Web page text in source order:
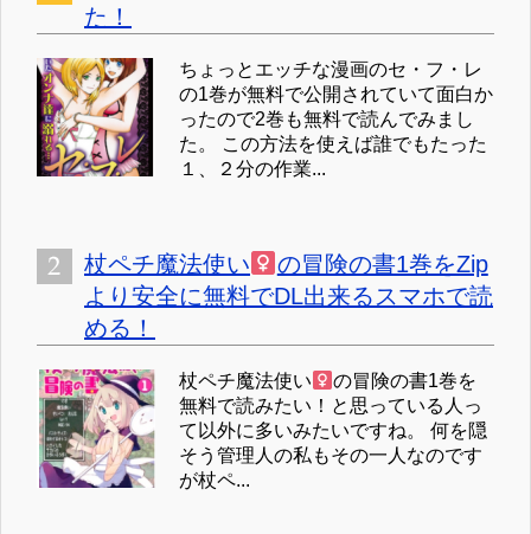
た！
ちょっとエッチな漫画のセ・フ・レ
の1巻が無料で公開されていて面白か
ったので2巻も無料で読んでみまし
た。 この方法を使えば誰でもたった
１、２分の作業...
杖ペチ魔法使い
の冒険の書1巻をZip
より安全に無料でDL出来るスマホで読
める！
杖ペチ魔法使い
の冒険の書1巻を
無料で読みたい！と思っている人っ
て以外に多いみたいですね。 何を隠
そう管理人の私もその一人なのです
が杖ペ...